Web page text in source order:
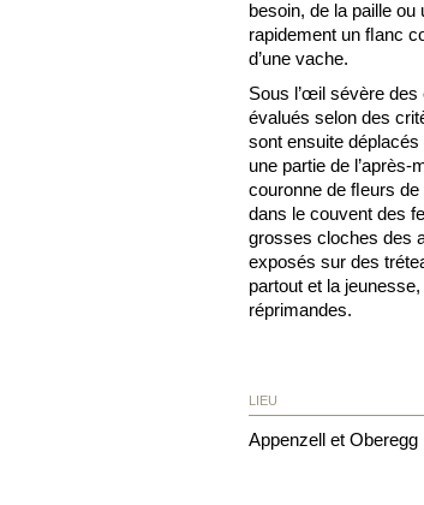
besoin, de la paille
rapidement un ﬂanc
d’une vache.
Sous l’œil sévère
évalués selon des
sont ensuite
une partie de
couronne de ﬂeurs
dans le couvent des
grosses cloches des
exposés sur des
partout et la
réprimandes.
LIEU
Appenzell et Oberegg